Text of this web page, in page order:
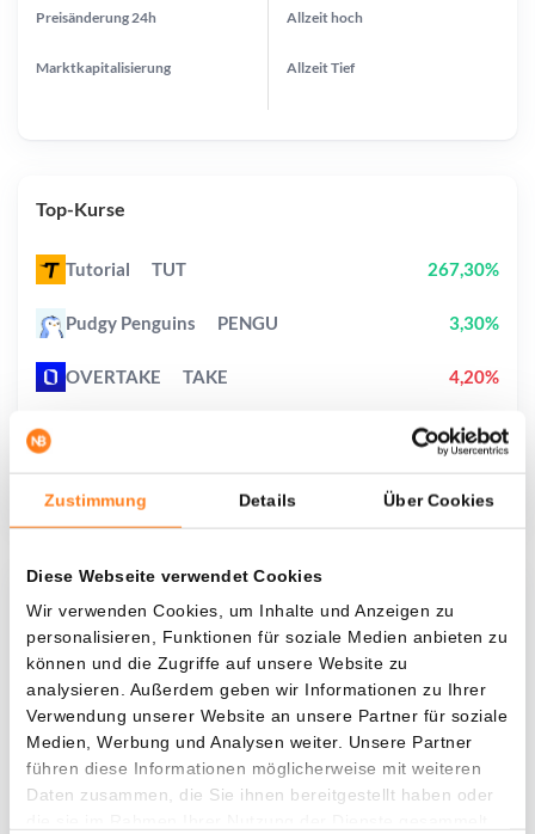
Zustimmung Details Über Cookies
Diese Webseite verwendet Cookies
Wir verwenden Cookies, um Inhalte und Anzeigen zu
personalisieren, Funktionen für soziale Medien anbieten zu
können und die Zugriffe auf unsere Website zu
analysieren. Außerdem geben wir Informationen zu Ihrer
Verwendung unserer Website an unsere Partner für soziale
Medien, Werbung und Analysen weiter. Unsere Partner
führen diese Informationen möglicherweise mit weiteren
Daten zusammen, die Sie ihnen bereitgestellt haben oder
Was, wenn ich...?
Zie hoeveel waarde je vandaag zou hebben als
je dollar-cost averaging had toegepast op
verschillende cryptocurrencies.
Hätte investiert In
$
Preisänderung 24h
Marktkapitalisierung
Allzeithoch
AllzeitTief
Top-Kurse
Tutorial TUT 267,30%
Pudgy Penguins PENGU 3,30%
OVERTAKE TAKE 4,20%
9,70%